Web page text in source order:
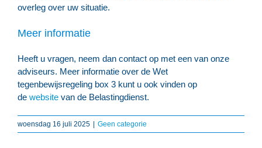
overleg over uw situatie.
Meer informatie
Heeft u vragen, neem dan contact op met een van onze
adviseurs. Meer informatie over de Wet
tegenbewijsregeling box 3 kunt u ook vinden op
de website van de Belastingdienst.
woensdag 16 juli 2025 Geen categorie